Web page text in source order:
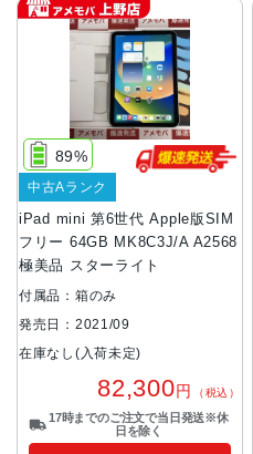
iPad mini 第6世代 Apple版SIM
フリー 64GB MK8C3J/A A2568
極美品 スターライト
89%
中古Aランク
付属品：箱のみ
発売日：2021/09
在庫なし(入荷未定)
82,300円 （税込）
17時までのご注文で当日発送※休
日を除く